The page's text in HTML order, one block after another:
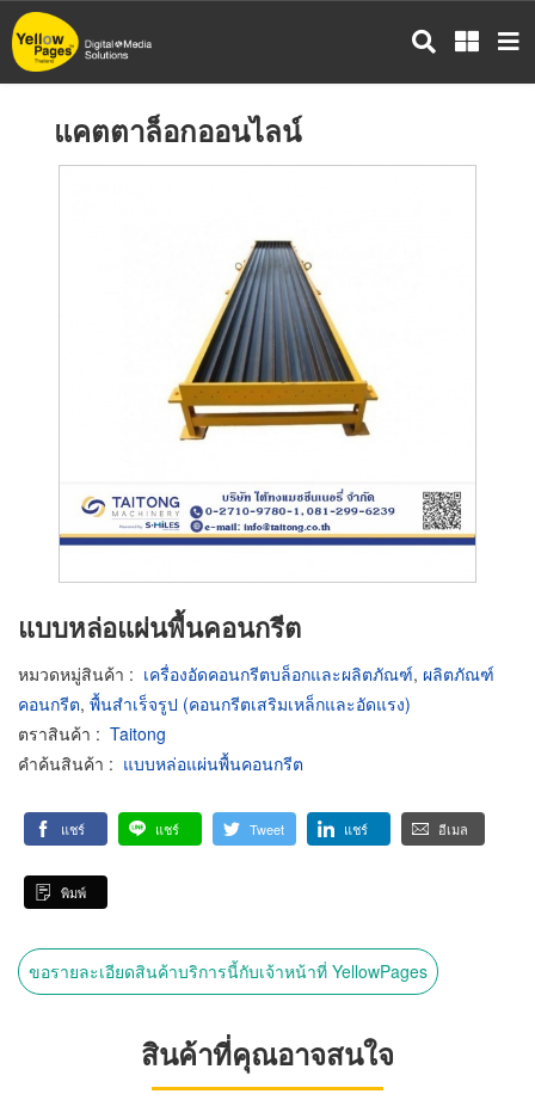
ข้าม
ไป
แคตตาล็อกออนไลน์
แบบหล่อแผ่นพื้นคอนกรีต
หมวดหมู่สินค้า : เครื่องอัดคอนกรีตบล็อกและผลิตภัณฑ์, ผลิตภัณฑ์
คอนกรีต, พื้นสำเร็จรูป (คอนกรีตเสริมเหล็กและอัดแรง)
ตราสินค้า : Taitong
คำค้นสินค้า : แบบหล่อแผ่นพื้นคอนกรีต
แชร์ แชร์ Tweet แชร์ อีเมล
พิมพ์
ขอรายละเอียดสินค้าบริการนี้กับเจ้าหน้าที่ YellowPages
สินค้าที่คุณอาจสนใจ